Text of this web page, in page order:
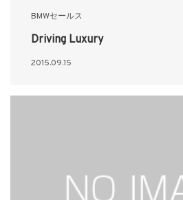
BMWセールス
Driving Luxury
2015.09.15